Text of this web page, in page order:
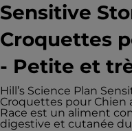
Sensitive
Croquettes
- Petite et
Hill’s Science Plan
Croquettes pour Chien
Race est un aliment
digestive et cutanée